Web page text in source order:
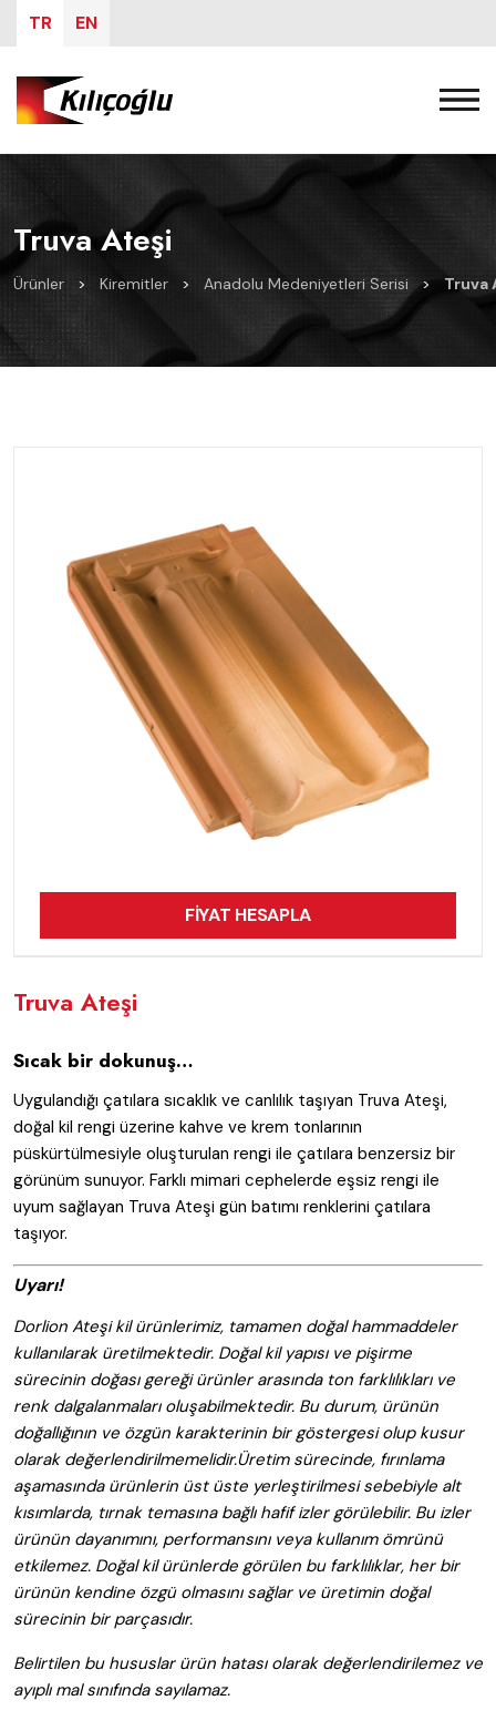
TR EN
Truva Ateşi
Ürünler > Kiremitler > Anadolu Medeniyetleri Serisi > Truva
FİYAT HESAPLA
Truva Ateşi
Sıcak bir dokunuş…
Uygulandığı çatılara sıcaklık ve canlılık taşıyan Truva Ateşi,
doğal kil rengi üzerine kahve ve krem tonlarının
püskürtülmesiyle oluşturulan rengi ile çatılara benzersiz bir
görünüm sunuyor. Farklı mimari cephelerde eşsiz rengi ile
uyum sağlayan Truva Ateşi gün batımı renklerini çatılara
taşıyor.
Uyarı!
Dorlion Ateşi kil ürünlerimiz, tamamen doğal hammaddeler
kullanılarak üretilmektedir. Doğal kil yapısı ve pişirme
sürecinin doğası gereği ürünler arasında ton farklılıkları ve
renk dalgalanmaları oluşabilmektedir. Bu durum, ürünün
doğallığının ve özgün karakterinin bir göstergesi olup kusur
olarak değerlendirilmemelidir.Üretim sürecinde, fırınlama
aşamasında ürünlerin üst üste yerleştirilmesi sebebiyle alt
kısımlarda, tırnak temasına bağlı hafif izler görülebilir. Bu izler
ürünün dayanımını, performansını veya kullanım ömrünü
etkilemez. Doğal kil ürünlerde görülen bu farklılıklar, her bir
ürünün kendine özgü olmasını sağlar ve üretimin doğal
sürecinin bir parçasıdır.
Belirtilen bu hususlar ürün hatası olarak değerlendirilemez ve
ayıplı mal sınıfında sayılamaz.